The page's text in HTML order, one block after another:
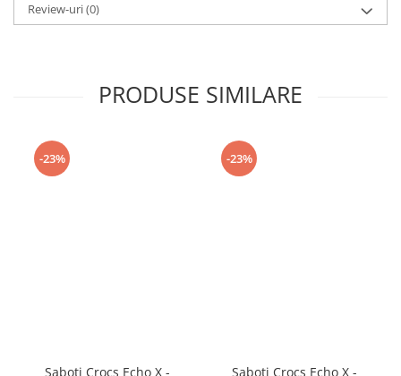
Review-uri(0)
PRODUSE SIMILARE
-23%
Saboti Crocs Echo X -
-23%
Saboti Crocs Echo X -